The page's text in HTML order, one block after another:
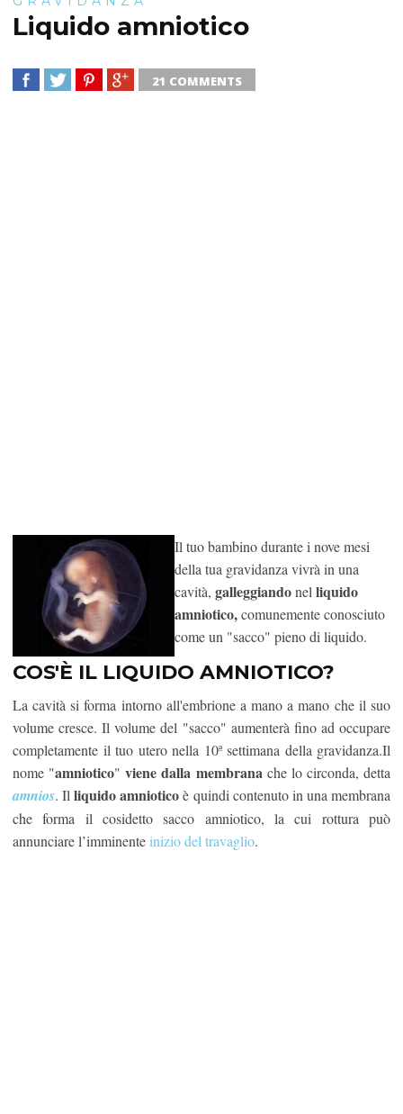
Liquido amniotico
21 COMMENTS
Il tuo bambino durante i nove mesi
della tua gravidanza vivrà in una
cavità, galleggiandonel liquido
amniotico,comunemente conosciuto
come un "sacco" pieno di liquido.
COS'È IL LIQUIDO AMNIOTICO?
La cavità si forma intorno all'embrione a mano a mano che il suo
volume cresce. Il volume del "sacco" aumenterà fino ad occupare
completamente il tuo utero nella 10ª settimana della gravidanza.Il
nome "amniotico"viene dalla membrana che lo circonda, detta
amnios. Illiquido amnioticoè quindi contenuto in una membrana
che forma il cosidetto sacco amniotico, la cui rottura può
annunciare l’imminente inizio del travaglio.